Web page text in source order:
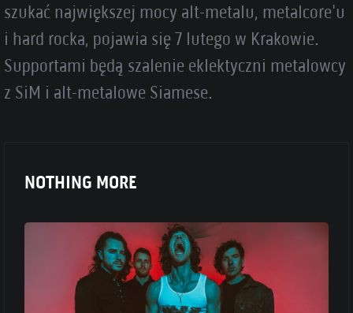
szukać największej mocy alt-metalu, metalcore'u
i hard rocka, pojawia się 7 lutego w Krakowie.
Supportami będą szalenie eklektyczni metalowcy
z SiM i alt-metalowe Siamese.
NOTHING MORE